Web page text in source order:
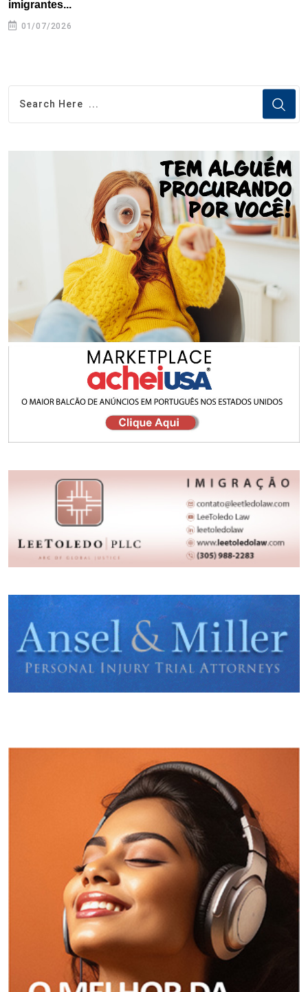
imigrantes...
01/07/2026